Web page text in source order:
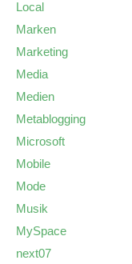
Local
Marken
Marketing
Media
Medien
Metablogging
Microsoft
Mobile
Mode
Musik
MySpace
next07